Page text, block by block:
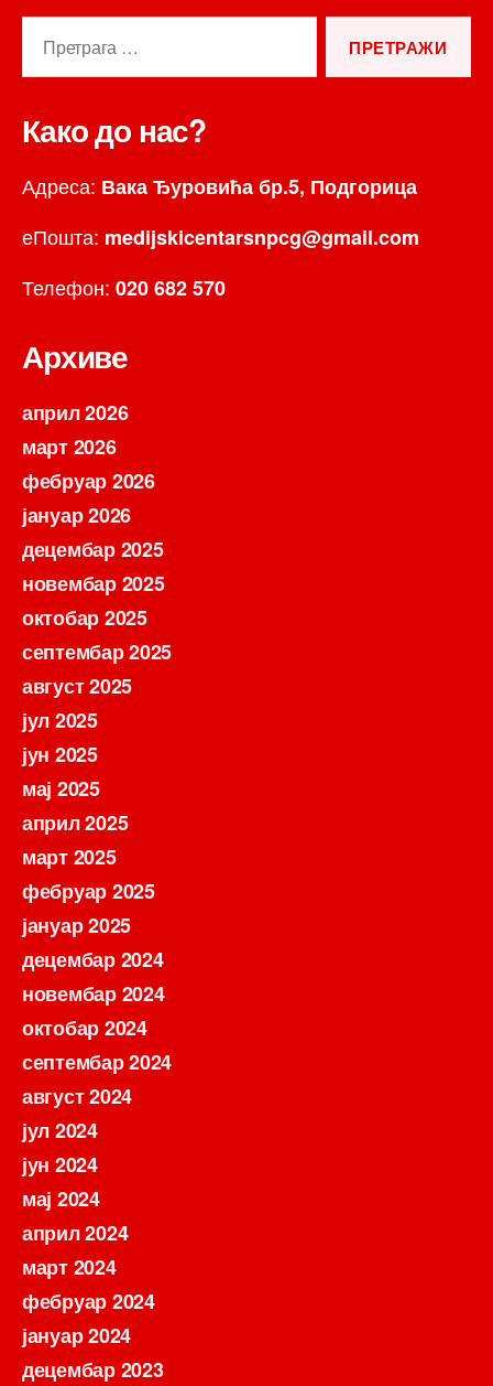
Како до нас?
Адреса: Вака Ђуровића бр.5, Подгорица
еПошта: medijskicentarsnpcg@gmail.com
Телефон: 020 682 570
Архиве
април 2026
март 2026
фебруар 2026
јануар 2026
децембар 2025
новембар 2025
октобар 2025
септембар 2025
август 2025
јул 2025
јун 2025
мај 2025
април 2025
март 2025
фебруар 2025
јануар 2025
децембар 2024
новембар 2024
октобар 2024
септембар 2024
август 2024
јул 2024
јун 2024
мај 2024
април 2024
март 2024
фебруар 2024
јануар 2024
децембар 2023